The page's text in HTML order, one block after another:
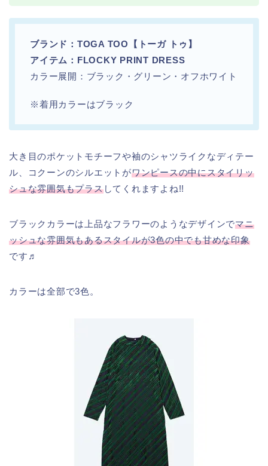
ブランド：TOGA TOO【トーガ トゥ】
アイテム：FLOCKY PRINT DRESS
カラー展開：ブラック・グリーン・オフホワイト
※着用カラーはブラック
大き目のポケットモチーフや袖のシャツライクなディテー
ル、コクーンのシルエットがワンピースの中にスタイリッ
シュな雰囲気もプラスしてくれますよね!!
ブラックカラーは上品なフラワーのようなデザインでマニ
ッシュな雰囲気もあるスタイルが3色の中でも甘めな印象
です♬
カラーは全部で3色。